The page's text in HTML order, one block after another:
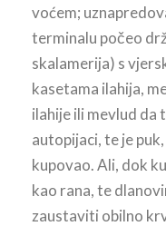
voćem;
terminalu počeo
skalamerija) s
kasetama ilahija,
ilahije ili mevlud
autopijaci, te je
kupovao. Ali, dok
kao rana, te
zaustaviti obilno